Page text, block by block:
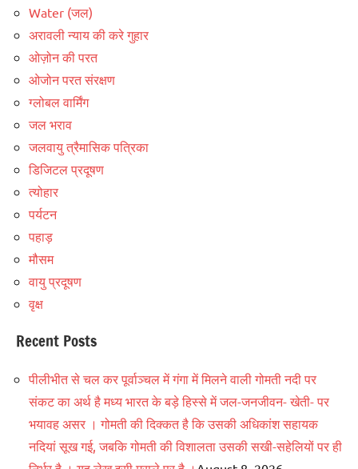
Water (जल)
अरावली न्याय की करे गुहार
ओज़ोन की परत
ओजोन परत संरक्षण
ग्लोबल वार्मिंग
जल भराव
जलवायु त्रैमासिक पत्रिका
डिजिटल प्रदूषण
त्योहार
पर्यटन
पहाड़
मौसम
वायु प्रदूषण
वृक्ष
Recent Posts
पीलीभीत से चल कर पूर्वाञ्चल में गंगा में मिलने वाली गोमती नदी पर
संकट का अर्थ है मध्य भारत के बड़े हिस्से में जल-जनजीवन- खेती- पर
भयावह असर । गोमती की दिक्कत है कि उसकी अधिकांश सहायक
नदियां सूख गई, जबकि गोमती की विशालता उसकी सखी-सहेलियों पर ही